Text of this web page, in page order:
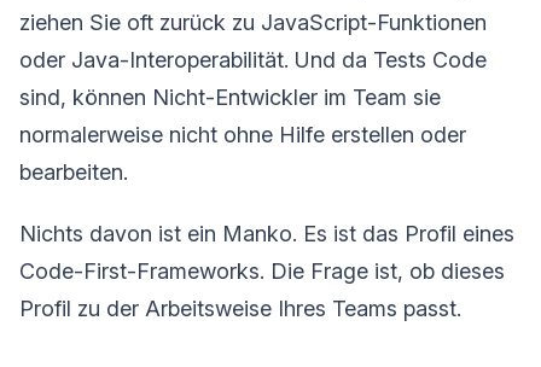
ziehen Sie oft zurück zu JavaScript-Funktionen
oder Java-Interoperabilität. Und da Tests Code
sind, können Nicht-Entwickler im Team sie
normalerweise nicht ohne Hilfe erstellen oder
bearbeiten.
Nichts davon ist ein Manko. Es ist das Profil eines
Code-First-Frameworks. Die Frage ist, ob dieses
Profil zu der Arbeitsweise Ihres Teams passt.